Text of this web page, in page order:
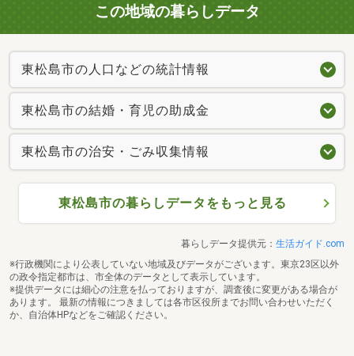
この地域の暮らしデータ
東松島市の人口などの統計情報
東松島市の結婚・育児の助成金
東松島市の治安・ごみ収集情報
東松島市の暮らしデータをもっと見る
暮らしデータ提供元： 生活ガイド.com
※行政機関により公表していない地域及びデータがございます。東京23区以外
の政令指定都市は、市全体のデータとして表示しています。
※提供データには細心の注意を払っておりますが、調査後に変更がある場合が
あります。 最新の情報につきましては各市区役所までお問い合わせいただく
か、自治体HPなどをご確認ください。